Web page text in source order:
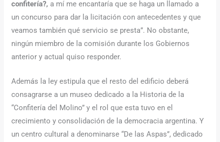
confitería?, a mí me encantaría que se haga un llamado a
un concurso para dar la licitación con antecedentes y que
veamos también qué servicio se presta”. No obstante,
ningún miembro de la comisión durante los Gobiernos
anterior y actual quiso responder.
Además la ley estipula que el resto del edificio deberá
consagrarse a un museo dedicado a la Historia de la
“Confitería del Molino” y el rol que esta tuvo en el
crecimiento y consolidación de la democracia argentina. Y
un centro cultural a denominarse “De las Aspas”, dedicado